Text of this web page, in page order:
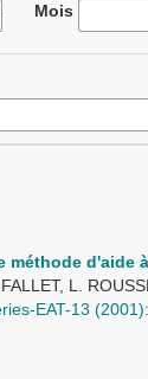
Mois
méthode d'aide
L.
EAT-13